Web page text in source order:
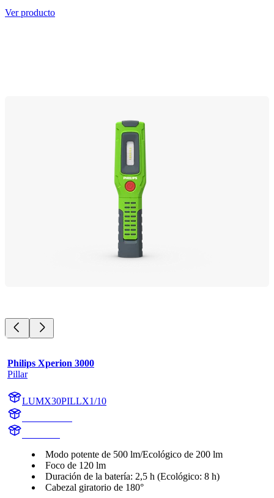
Ver producto
Philips Xperion 3000
Pillar
LUMX30PILLX1/10
Modo potente de 500 lm/Ecológico de 200 lm
Foco de 120 lm
Duración de la batería: 2,5 h (Ecológico: 8 h)
Cabezal giratorio de 180°